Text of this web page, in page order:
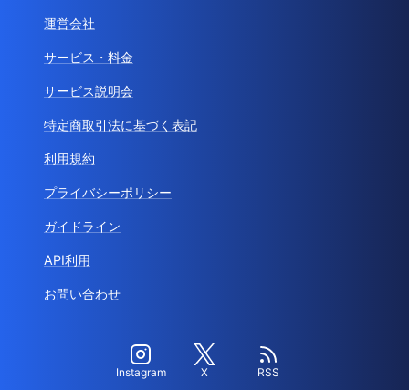
運営会社
サービス・料金
サービス説明会
特定商取引法に基づく表記
利用規約
プライバシーポリシー
ガイドライン
API利用
お問い合わせ
Instagram X RSS